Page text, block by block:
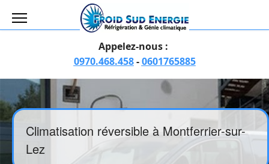
Appelez-nous :
0970.468.458-0601765885
Climatisation réversible à Montferrier-sur-
Lez